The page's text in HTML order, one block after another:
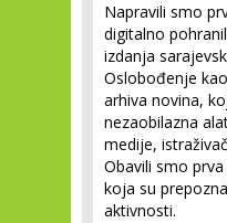
Napravili smo
digitalno
izdanja
Oslobođenje
arhiva novina,
nezaobilazna
medije,
Obavili smo
koja su
aktivnosti.